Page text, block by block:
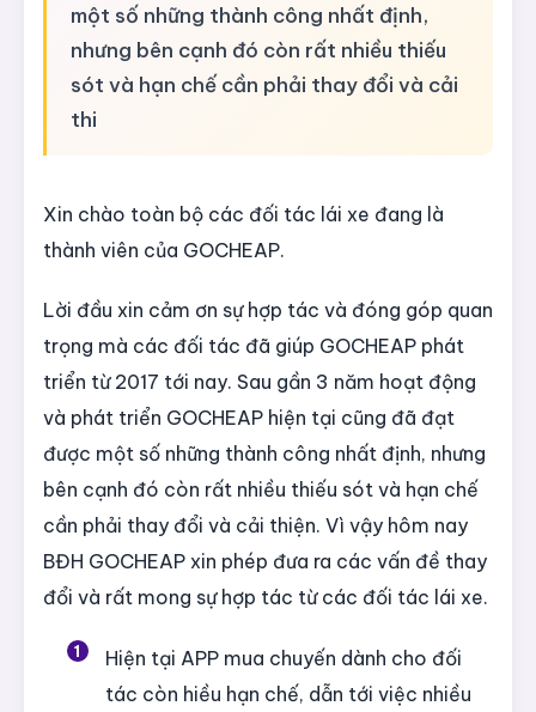
một số những thành công nhất định,
nhưng bên cạnh đó còn rất nhiều thiếu
sót và hạn chế cần phải thay đổi và cải
thi
Xin chào toàn bộ các đối tác lái xe đang là
thành viên của GOCHEAP.
Lời đầu xin cảm ơn sự hợp tác và đóng góp quan
trọng mà các đối tác đã giúp GOCHEAP phát
triển từ 2017 tới nay. Sau gần 3 năm hoạt động
và phát triển GOCHEAP hiện tại cũng đã đạt
được một số những thành công nhất định, nhưng
bên cạnh đó còn rất nhiều thiếu sót và hạn chế
cần phải thay đổi và cải thiện. Vì vậy hôm nay
BĐH GOCHEAP xin phép đưa ra các vấn đề thay
đổi và rất mong sự hợp tác từ các đối tác lái xe.
Hiện tại APP mua chuyến dành cho đối
tác còn hiều hạn chế, dẫn tới việc nhiều